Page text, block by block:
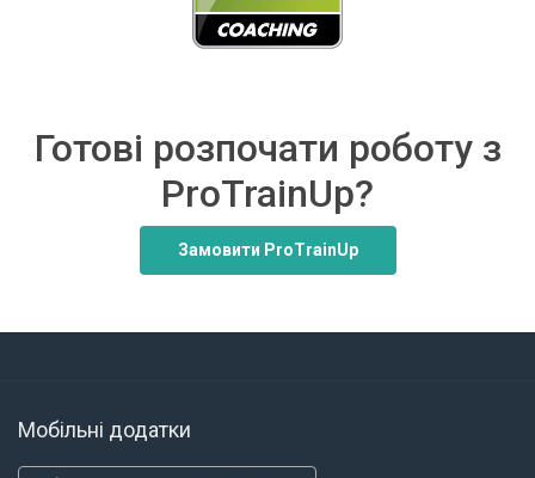
Готові розпочати роботу з
ProTrainUp?
Замовити ProTrainUp
Мобільні додатки